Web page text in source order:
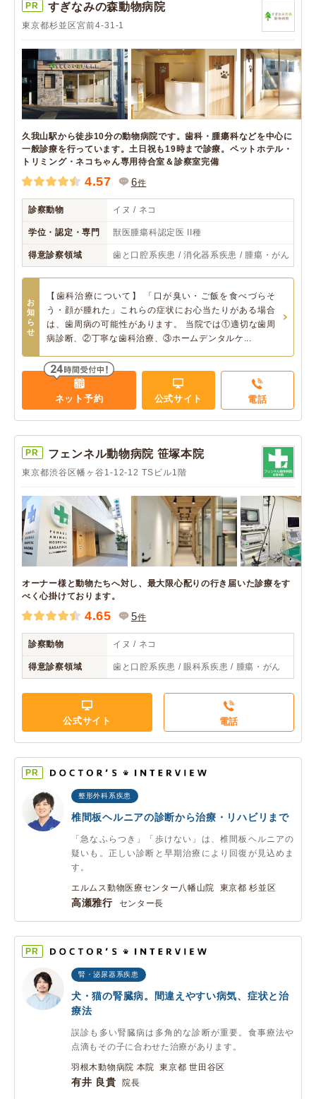
PR すぎなみの森動物病院
東京都杉並区宮前4-31-1
久我山駅から徒歩10分の動物病院です。歯科・腫瘍科などを中心に
一般診療を行っています。土日祝も19時まで診療。ペットホテル・
トリミング・ネコちゃん専用待合室＆診察室完備
4.57 6件
診察動物 イヌ / ネコ
学位・認定・専門 獣医腫瘍科認定医 II種
得意診察領域 歯と口腔系疾患 / 消化器系疾患 / 腫瘍・がん
お
知
ら
せ
【歯科治療について】 「口が臭い・ご飯を食べづらそ
う・顔が腫れた」これらの症状にお心当たりがある場合
は、歯周病の可能性があります。 当院では①適切な歯周
病診断、②丁寧な歯科治療、③ホームデンタルケ...
ネット予約 公式サイト 電話
PR フェンネル動物病院 笹塚本院
東京都渋谷区幡ヶ谷1-12-12 TSビル1階
オーナー様と動物たちへ対し、最大限心配りの行き届いた診療をす
べく心掛けております。
4.65 5件
診察動物 イヌ / ネコ
得意診察領域 歯と口腔系疾患 / 眼科系疾患 / 腫瘍・がん
公式サイト 電話
PR
整形外科系疾患
椎間板ヘルニアの診断から治療・リハビリまで
「急なふらつき」「歩けない」は、椎間板ヘルニアの
疑いも。正しい診断と早期治療により回復が見込めま
す。
エルムス動物医療センター八幡山院 東京都 杉並区
高瀬雅行 センター長
PR
腎・泌尿器系疾患
犬・猫の腎臓病。間違えやすい病気、症状と治
療法
誤診も多い腎臓病は多角的な診断が重要。食事療法や
点滴もその子に合わせた治療があります。
羽根木動物病院 本院 東京都 世田谷区
有井 良貴 院長